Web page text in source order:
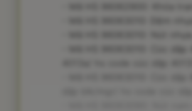
- Mã HS 96062900: Khóa
- Mã HS 96063010: Đệm
- Mã HS 96063010: Nút
- Mã HS 96063010: Cúc